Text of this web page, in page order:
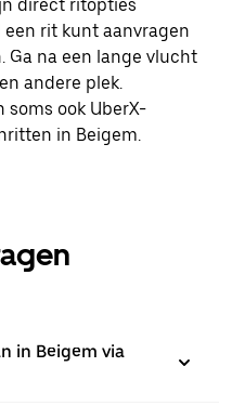
direct ritopties
rit kunt aanvragen
Ga na een lange vlucht
andere plek.
ook UberX-
in Beigem.
in Beigem via